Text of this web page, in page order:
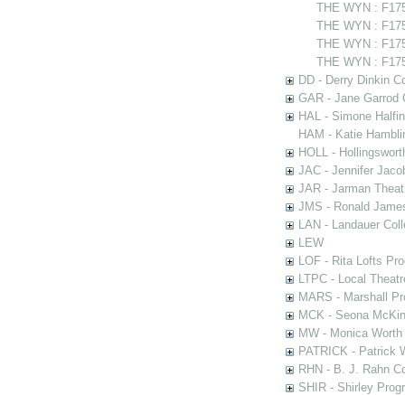
THE WYN :
THE WYN :
THE WYN :
THE WYN :
DD - Derry Dinkin
GAR - Jane Garrod
HAL - Simone
HAM - Katie
HOLL -
JAC - Jennifer
JAR - Jarman
JMS - Ronald
LAN - Landauer
LEW
LOF - Rita Lofts
LTPC - Local
MARS - Marshall
MCK - Seona
MW - Monica
PATRICK - Patrick
RHN - B. J. Rahn
SHIR - Shirley